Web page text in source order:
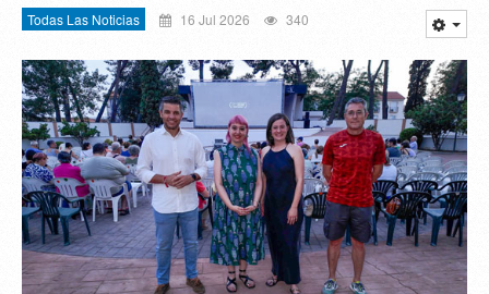
Todas Las Noticias 16 Jul 2026 340